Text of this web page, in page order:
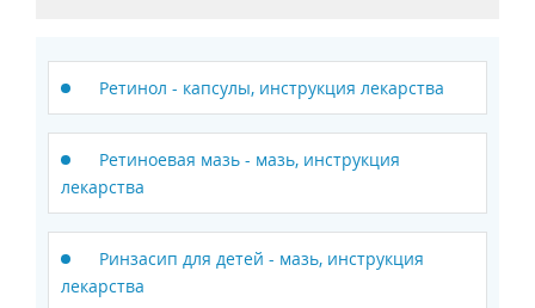
Ретинол - капсулы, инструкция лекарства
Ретиноевая мазь - мазь, инструкция
лекарства
Ринзасип для детей - мазь, инструкция
лекарства